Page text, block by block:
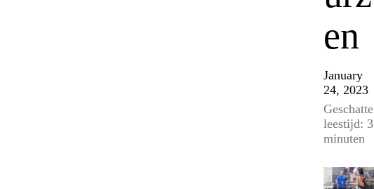
en
January
24, 2023
Geschatte
leestijd: 3
minuten